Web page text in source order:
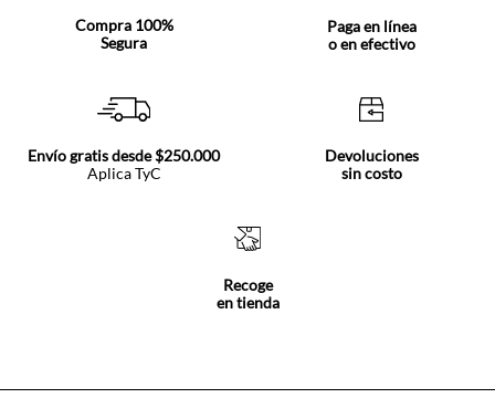
Compra 100%
Segura
Paga en línea
o en efectivo
Envío gratis desde $250.000
Aplica TyC
Devoluciones
sin costo
Recoge
en tienda